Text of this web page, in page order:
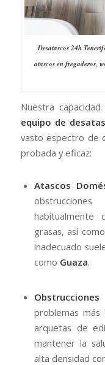
Desatascos 24h
atascos en fregaderos,
Nuestra
equipo de
vasto espectro de
probada y eficaz:
Atascos
habitualmente
grasas, así
inadecuado
como Guaza.
problemas
arquetas de
mantener la
alta densidad